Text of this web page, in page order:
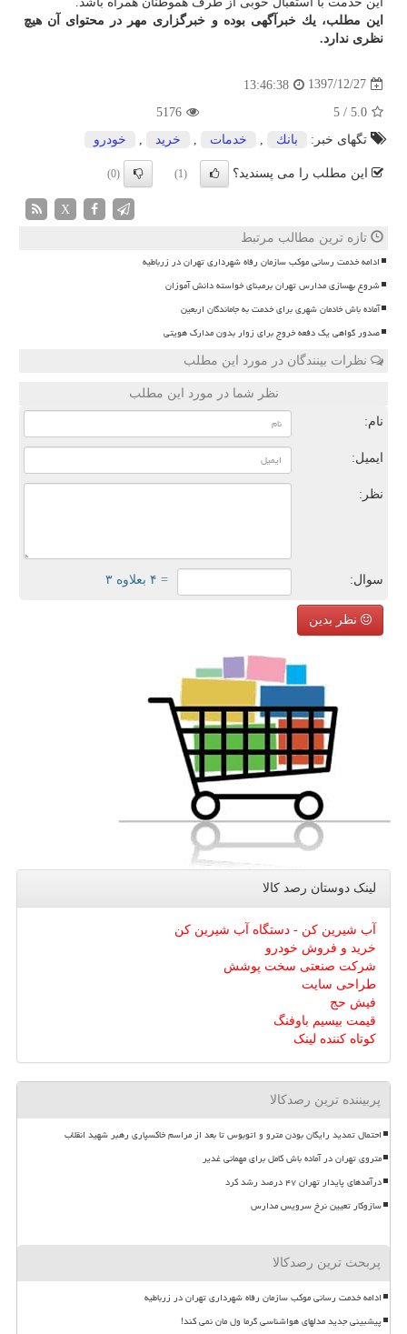
این مطلب، یك خبرآگهی بوده و خبرگزاری مهر در محتوای آن هیچ
نظری ندارد.
1397/12/27
13:46:38
5.0
/
5
5176
تگهای خبر:
بانك خدمات خرید خودرو
این مطلب را می پسندید؟ (1)
(0)
X
تازه ترین مطالب مرتبط
ادامه خدمت رسانی موکب سازمان رفاه شهرداری تهران در زرباطیه
شروع بهسازی مدارس تهران برمبنای خواسته دانش آموزان
آماده باش خادمان شهری برای خدمت به جاماندگان اربعین
صدور گواهی یک دفعه خروج برای زوار بدون مدارک هویتی
نظرات بینندگان در مورد این مطلب
نظر شما در مورد این مطلب
نام:
ایمیل:
نظر:
سوال: = ۴ بعلاوه ۳
نظر بدین
لینک دوستان رصد كالا
آب شیرین کن - دستگاه آب شیرین کن
خرید و فروش خودرو
شرکت صنعتی سخت پوشش
طراحی سایت
فیش حج
قیمت بیسیم باوفنگ
کوتاه کننده لینک
پربیننده ترین رصدکالا
احتمال تمدید رایگان بودن مترو و اتوبوس تا بعد از مراسم خاکسپاری رهبر شهید انقلاب
متروی تهران در آماده باش کامل برای مهمانی غدیر
درآمدهای پایدار تهران ۴۷ درصد رشد کرد
سازوکار تعیین نرخ سرویس مدارس
پربحث ترین رصدکالا
ادامه خدمت رسانی موکب سازمان رفاه شهرداری تهران در زرباطیه
پیشبینی جدید مدلهای هواشناسی گرما ول مان نمی کند!